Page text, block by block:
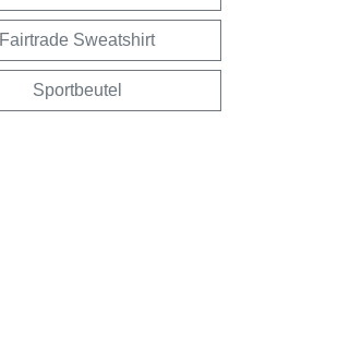
Fairtrade Sweatshirt
Sportbeutel